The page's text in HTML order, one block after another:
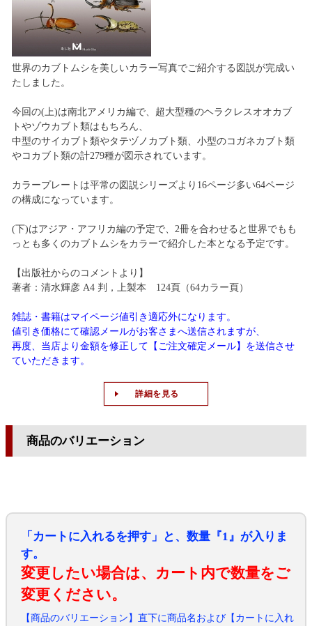
世界のカブトムシを美しいカラー写真でご紹介する図説が完成い
たしました。
今回の(上)は南北アメリカ編で、超大型種のヘラクレスオオカブ
トやゾウカブト類はもちろん、
中型のサイカブト類やタテヅノカブト類、小型のコガネカブト類
やコカブト類の計279種が図示されています。
カラープレートは平常の図説シリーズより16ページ多い64ページ
の構成になっています。
(下)はアジア・アフリカ編の予定で、2冊を合わせると世界でもも
っとも多くのカブトムシをカラーで紹介した本となる予定です。
【出版社からのコメントより】
著者：清水輝彦 A4 判，上製本 124頁（64カラー頁）
雑誌・書籍はマイページ値引き適応外になります。
値引き価格にて確認メールがお客さまへ送信されますが、
再度、当店より金額を修正して【ご注文確定メール】を送信させ
ていただきます。
詳細を見る
商品のバリエーション
「カートに入れるを押す」と、数量『1』が入りま
す。
変更したい場合は、カート内で数量をご
変更ください。
【商品のバリエーション】直下に商品名および【カートに入れ